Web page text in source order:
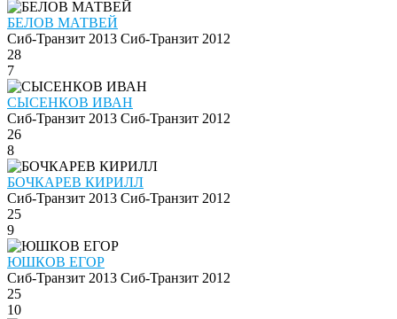
БЕЛОВ МАТВЕЙ
Сиб-Транзит 2013 Сиб-Транзит 2012
28
7
СЫСЕНКОВ ИВАН
Сиб-Транзит 2013 Сиб-Транзит 2012
26
8
БОЧКАРЕВ КИРИЛЛ
Сиб-Транзит 2013 Сиб-Транзит 2012
25
9
ЮШКОВ ЕГОР
Сиб-Транзит 2013 Сиб-Транзит 2012
25
10